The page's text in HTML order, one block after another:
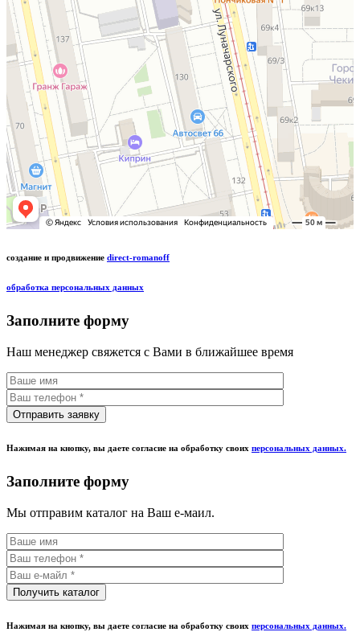
создание и продвижение direct-romanoff
обработка персональных данных
Заполните форму
Наш менеджер свяжется с Вами в ближайшее время
Нажимая на кнопку, вы даете согласие на обработку своих персональных данных.
Заполните форму
Мы отправим каталог на Ваш е-маил.
Нажимая на кнопку, вы даете согласие на обработку своих персональных данных.